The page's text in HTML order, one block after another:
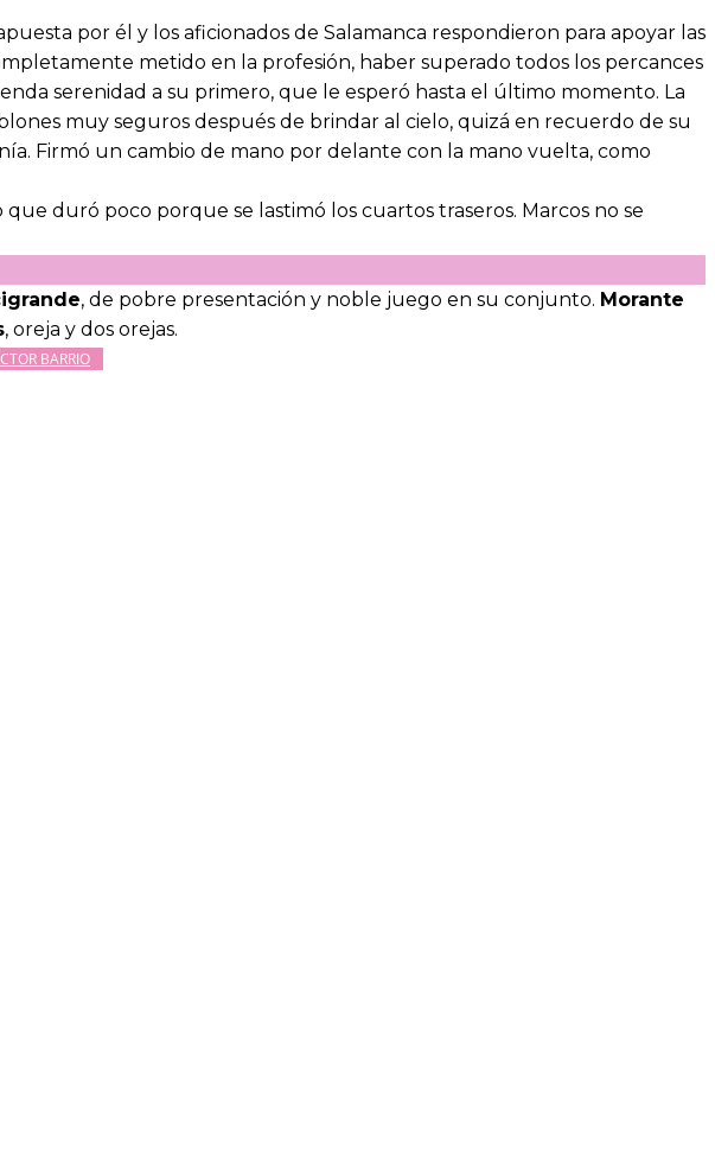
por él y los aficionados de Salamanca respondieron para apoyar las
metido en la profesión, haber superado todos los percances
serenidad a su primero, que le esperó hasta el último momento. La
muy seguros después de brindar al cielo, quizá en recuerdo de su
Firmó un cambio de mano por delante con la mano vuelta, como
duró poco porque se lastimó los cuartos traseros. Marcos no se
, de pobre presentación y noble juego en su conjunto. Morante
, oreja y dos orejas.
BARRIO